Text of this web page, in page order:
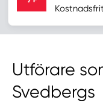
Utförare
Svedbergs